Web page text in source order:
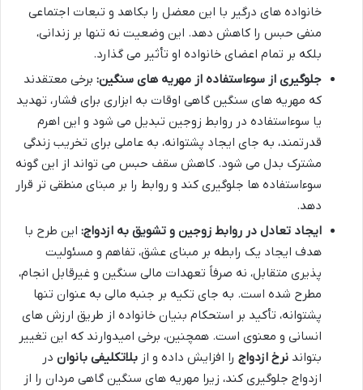
خانواده های درگیر با این معضل را بکاهد و تبعات اجتماعی
منفی حبس را کاهش دهد. این وضعیت نه تنها بر زندانی،
بلکه بر تمام اعضای خانواده او تأثیر می گذارد.
جلوگیری از سوءاستفاده از مهریه های سنگین: برخی معتقدند
که مهریه های سنگین گاهی اوقات به ابزاری برای فشار، تهدید
یا سوءاستفاده در روابط زوجین تبدیل می شود و این اهرم
قدرتمند، به جای ایجاد پشتوانه، به عاملی برای تخریب زندگی
مشترک بدل می شود. کاهش سقف حبس می تواند از این گونه
سوءاستفاده ها جلوگیری کند و روابط را بر مبنای منطقی تر قرار
دهد.
ایجاد تعادل در روابط زوجین و تشویق به ازدواج: این طرح با
هدف ایجاد یک رابطه بر مبنای عشق، تفاهم و مسئولیت
پذیری متقابل، نه صرفاً تعهدات مالی سنگین و غیرقابل انجام،
مطرح شده است. به جای تکیه بر جنبه مالی به عنوان تنها
پشتوانه، تأکید بر استحکام بنیان خانواده از طریق ارزش های
انسانی و معنوی است. همچنین، برخی امیدوارند که این تغییر
بتواند نرخ ازدواج را افزایش داده و از بلاتکلیفی بانوان در
ازدواج جلوگیری کند، زیرا مهریه های سنگین گاهی مردان را از